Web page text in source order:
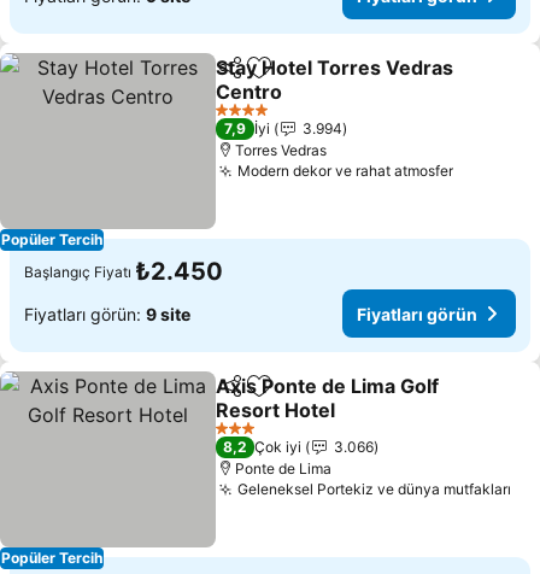
Popüler Tercih
PaylaşFavorilerime ekle
Stay Hotel Torres Vedras
Centro
Fiyatları görün
4 Yıldız
7,9 İyi
3.994
Torres Vedras
Modern dekor ve rahat atmosferFiyatları
Başlangıç Fiyatı ₺2.450
Fiyatları görün: 9 site Fiyatları görün
Popüler Tercih
PaylaşFavorilerime ekle
Axis Ponte de Lima Golf
Resort Hotel
Fiyatları görün
3 Yıldız
8,2 Çok iyi
3.066
Ponte de Lima
Geleneksel Portekiz ve dünya mutfakları